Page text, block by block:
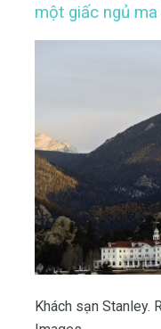
một giấc ngủ ma
Khách sạn Stanley.